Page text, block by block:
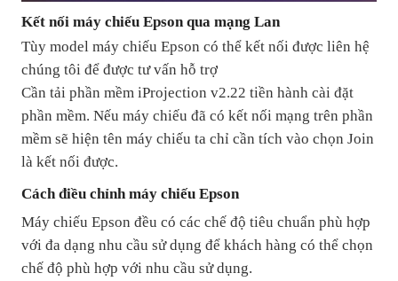
Kết nối máy chiếu Epson qua mạng Lan
Tùy model máy chiếu Epson có thể kết nối được liên hệ
chúng tôi để được tư vấn hỗ trợ
Cần tải phần mềm iProjection v2.22 tiền hành cài đặt
phần mềm. Nếu máy chiếu đã có kết nối mạng trên phần
mềm sẽ hiện tên máy chiếu ta chỉ cần tích vào chọn Join
là kết nối được.
Cách điều chỉnh máy chiếu Epson
Máy chiếu Epson đều có các chế độ tiêu chuẩn phù hợp
với đa dạng nhu cầu sử dụng để khách hàng có thể chọn
chế độ phù hợp với nhu cầu sử dụng.